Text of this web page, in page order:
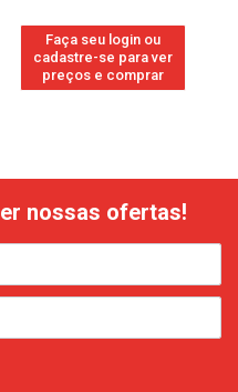
Faça seu login ou
cadastre-se para ver
preços e comprar
nossas ofertas!